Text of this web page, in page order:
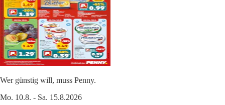
Wer günstig will, muss Penny.
Mo. 10.8. - Sa. 15.8.2026